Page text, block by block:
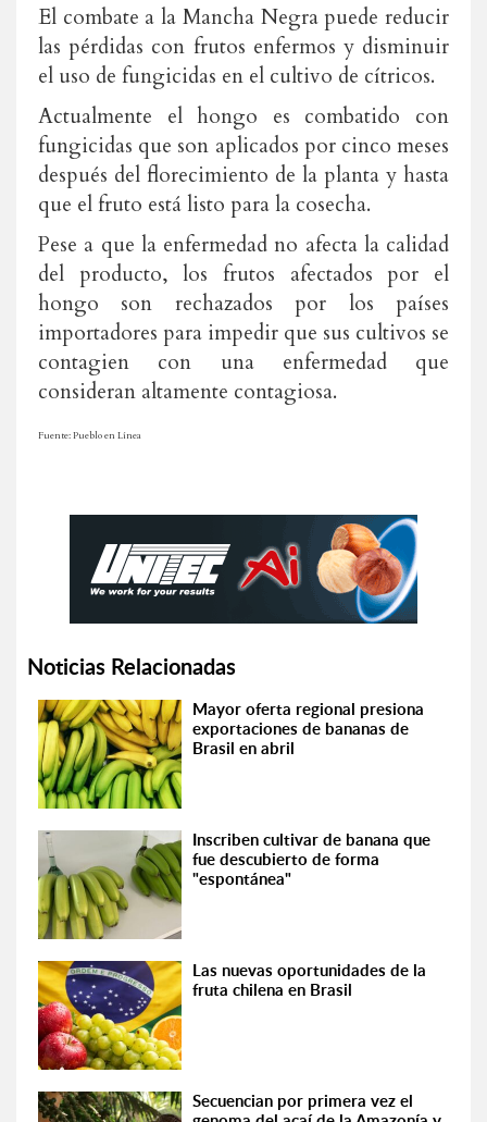
El combate a la Mancha Negra puede reducir
las pérdidas con frutos enfermos y disminuir
el uso de fungicidas en el cultivo de cítricos.
Actualmente el hongo es combatido con
fungicidas que son aplicados por cinco meses
después del florecimiento de la planta y hasta
que el fruto está listo para la cosecha.
Pese a que la enfermedad no afecta la calidad
del producto, los frutos afectados por el
hongo son rechazados por los países
importadores para impedir que sus cultivos se
contagien con una enfermedad que
consideran altamente contagiosa.
Fuente: Pueblo en Línea
Noticias Relacionadas
Mayor oferta regional presiona
exportaciones de bananas de
Brasil en abril
Inscriben cultivar de banana que
fue descubierto de forma
"espontánea"
Las nuevas oportunidades de la
fruta chilena en Brasil
Secuencian por primera vez el